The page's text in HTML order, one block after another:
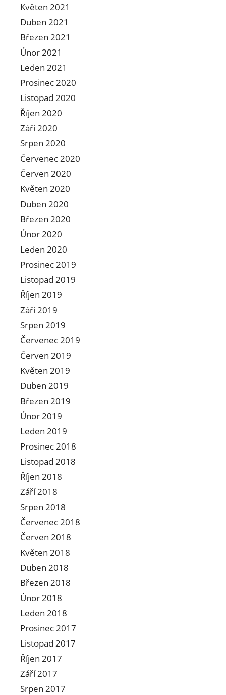
Květen 2021
Duben 2021
Březen 2021
Únor 2021
Leden 2021
Prosinec 2020
Listopad 2020
Říjen 2020
Září 2020
Srpen 2020
Červenec 2020
Červen 2020
Květen 2020
Duben 2020
Březen 2020
Únor 2020
Leden 2020
Prosinec 2019
Listopad 2019
Říjen 2019
Září 2019
Srpen 2019
Červenec 2019
Červen 2019
Květen 2019
Duben 2019
Březen 2019
Únor 2019
Leden 2019
Prosinec 2018
Listopad 2018
Říjen 2018
Září 2018
Srpen 2018
Červenec 2018
Červen 2018
Květen 2018
Duben 2018
Březen 2018
Únor 2018
Leden 2018
Prosinec 2017
Listopad 2017
Říjen 2017
Září 2017
Srpen 2017